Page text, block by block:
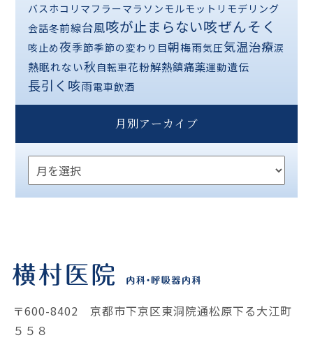
バス ホコリ マフラーマラソンモルモット リモデリング
会話冬前線台風咳が止まらない咳ぜんそく
咳止め夜季節季節の変わり目朝梅雨気圧気温治療涙
熱眠れない秋 自転車花粉解熱鎮痛薬運動遺伝
長引く咳雨電車飲酒
月別アーカイブ
〒600-8402 京都市下京区東洞院通松原下る大江町
５５８